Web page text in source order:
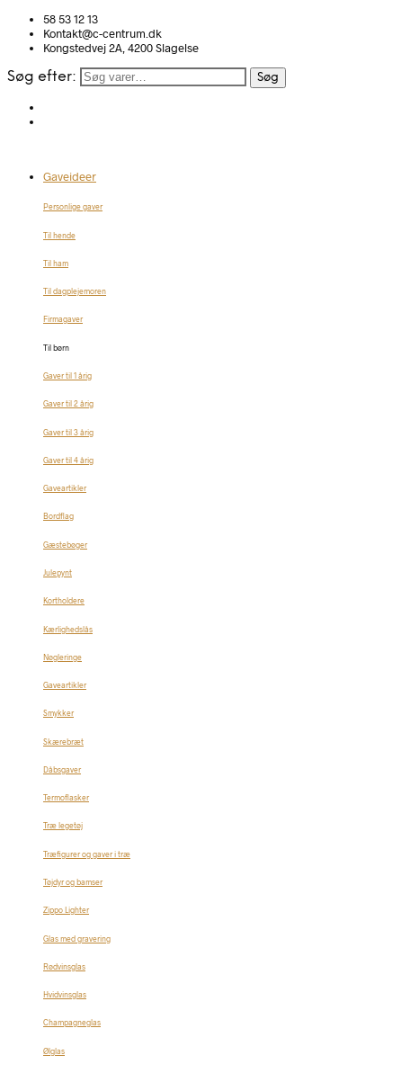
58 53 12 13
Kontakt@c-centrum.dk
Kongstedvej 2A, 4200 Slagelse
Søg efter: Søg
Gaveideer
Personlige gaver
Til hende
Til ham
Til dagplejemoren
Firmagaver
Til børn
Gaver til 1 årig
Gaver til 2 årig
Gaver til 3 årig
Gaver til 4 årig
Gaveartikler
Bordflag
Gæstebøger
Julepynt
Kortholdere
Kærlighedslås
Nøgleringe
Gaveartikler
Smykker
Skærebræt
Dåbsgaver
Termoflasker
Træ legetøj
Træfigurer og gaver i træ
Tøjdyr og bamser
Zippo Lighter
Glas med gravering
Rødvinsglas
Hvidvinsglas
Champagneglas
Ølglas